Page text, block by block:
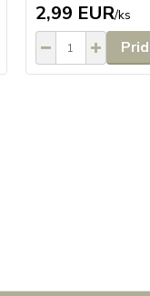
2,99 EUR/ks